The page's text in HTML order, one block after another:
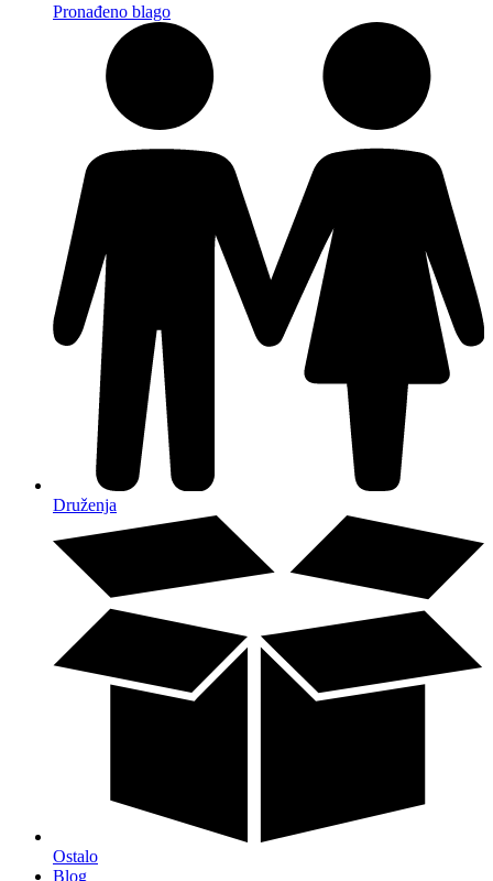
Pronađeno blago
Druženja
Ostalo
Blog